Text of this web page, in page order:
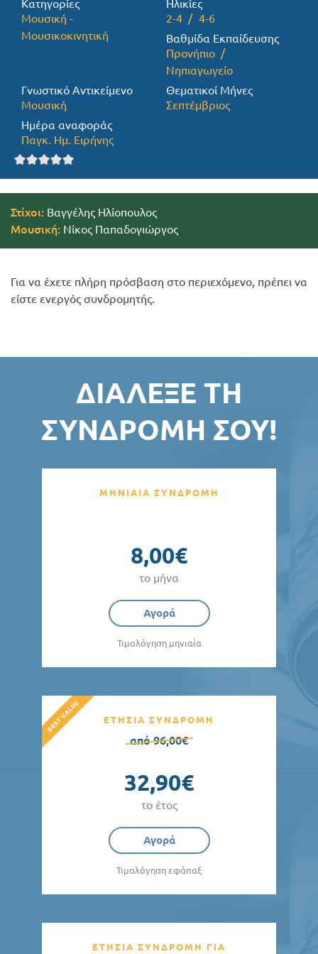
Προσφορές
Κατηγορίες
Μουσική -
Μουσικοκινητική
Ηλικίες
2-4
4-6
Βαθμίδα Εκπαίδευσης
Προνήπιο
Νηπιαγωγείο
Γνωστικό Αντικείμενο
Μουσική
Θεματικοί Μήνες
Σεπτέμβριος
Ημέρα αναφοράς
Παγκ. Ημ. Ειρήνης
Στίχοι: Βαγγέλης Ηλίοπουλος
Μουσική: Νίκος Παπαδογιώργος
Για να έχετε πλήρη πρόσβαση στο περιεχόμενο, πρέπει να
είστε ενεργός συνδρομητής.
ΔΙΆΛΕΞΕ ΤΗ
ΣΥΝΔΡΟΜΉ ΣΟΥ!
ΜΗΝΙΑΙΑ ΣΥΝΔΡΟΜΗ
8,00€
το μήνα
Αγορά
Τιμολόγηση μηνιαία
ΕΤΗΣΙΑ ΣΥΝΔΡΟΜΗ
από 96,00€
32,90€
το έτος
Αγορά
Τιμολόγηση εφάπαξ
ΕΤΗΣΙΑ ΣΥΝΔΡΟΜΗ ΓΙΑ